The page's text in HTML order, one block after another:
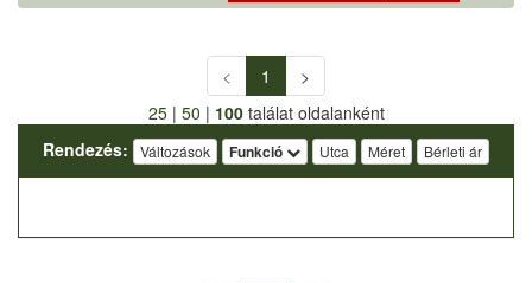
< 1
>
25| 50 | 100találat oldalanként
Rendezés:
Változások Funkció Utca Méret Bérleti ár